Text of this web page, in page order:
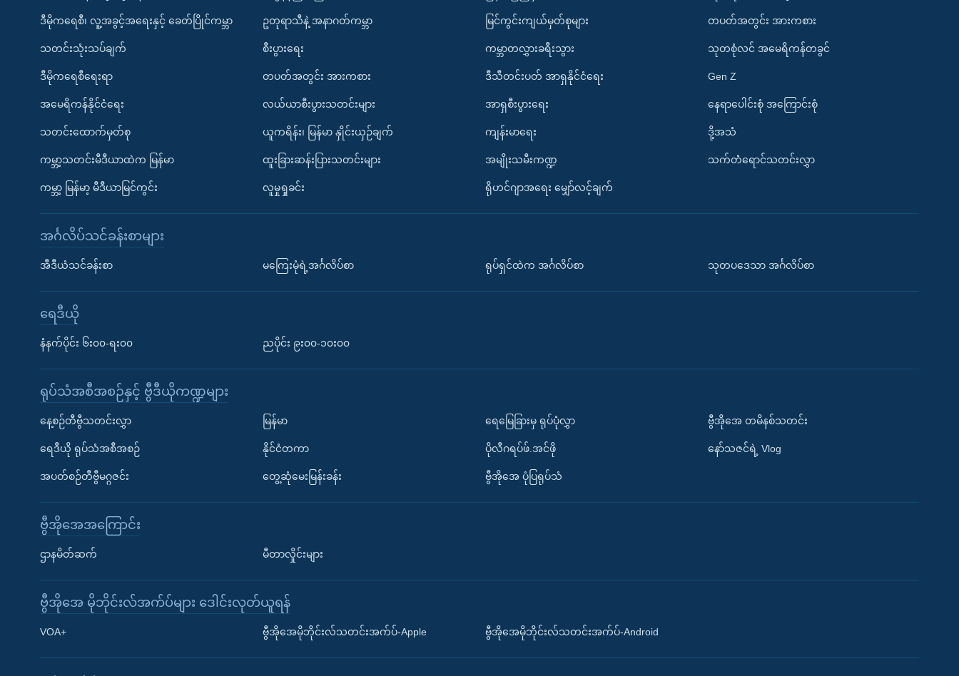
Learning English
ဒီမိုကရေစီ၊ လူ့အခွင့်အရေးနှင့် ခေတ်ပြိုင်ကမ္ဘာ
သတင်းသုံးသပ်ချက်
ဒီမိုကရေစီရေးရာ
အမေရိကန်နိုင်ငံရေး
သတင်းထောက်မှတ်စု
ကမ္ဘာ့သတင်းမီဒီယာထဲက မြန်မာ
ကမ္ဘာ့ မြန်မာ့ မီဒီယာမြင်ကွင်း
ဥတုရာသီနဲ့ အနာဂတ်ကမ္ဘာ
စီးပွားရေး
တပတ်အတွင်း အားကစား
လယ်ယာစီးပွားသတင်းများ
ယူကရိန်း၊ မြန်မာ နှိုင်းယှဉ်ချက်
ထူးခြားဆန်းပြားသတင်းများ
လူမှုရှုခင်း
မြင်ကွင်းကျယ်မှတ်စုများ
ကမ္ဘာတလွှားခရီးသွား
ဒီသီတင်းပတ် အာရှနိုင်ငံရေး
အာရှစီးပွားရေး
ကျန်းမာရေး
အမျိုးသမီးကဏ္ဍ
ရိုဟင်ဂျာအရေး မျှော်လင့်ချက်
တပတ်အတွင်း အားကစား
သုတစုံလင် အမေရိကန်တခွင်
Gen Z
နေရာပေါင်းစုံ အကြောင်းစုံ
ဒို့အသံ
သက်တံရောင်သတင်းလွှာ
အင်္ဂလိပ်သင်ခန်းစာများ
အီဒီယံသင်ခန်းစာ မကြေးမုံရဲ့အင်္ဂလိပ်စာ ရုပ်ရှင်ထဲက အင်္ဂလိပ်စာ သုတပဒေသာ အင်္ဂလိပ်စာ
ရေဒီယို
နံနက်ပိုင်း ၆း၀၀-ရး၀၀ ညပိုင်း ၉း၀၀-၁၀း၀၀
ရုပ်သံအစီအစဉ်နှင့် ဗွီဒီယိုကဏ္ဍများ
နေ့စဉ်တီဗွီသတင်းလွှာ
ရေဒီယို ရုပ်သံအစီအစဉ်
အပတ်စဉ်တီဗွီမဂ္ဂဇင်း
မြန်မာ
နိုင်ငံတကာ
တွေ့ဆုံမေးမြန်းခန်း
ရေမြေခြားမှ ရုပ်ပုံလွှာ
ပိုလီဂရပ်ဖ်.အင်ဖို
ဗွီအိုအေ ပုံပြရုပ်သံ
ဗွီအိုအေ တမိနစ်သတင်း
နော်သဇင်ရဲ့ Vlog
ဗွီအိုအေအကြောင်း
ဌာနမိတ်ဆက် မီတာလှိုင်းများ
ဗွီအိုအေ မိုဘိုင်းလ်အက်ပ်များ ဒေါင်းလုတ်ယူရန်
VOA+ ဗွီအိုအေမိုဘိုင်းလ်သတင်းအက်ပ်-Apple ဗွီအိုအေမိုဘိုင်းလ်သတင်းအက်ပ်-Android